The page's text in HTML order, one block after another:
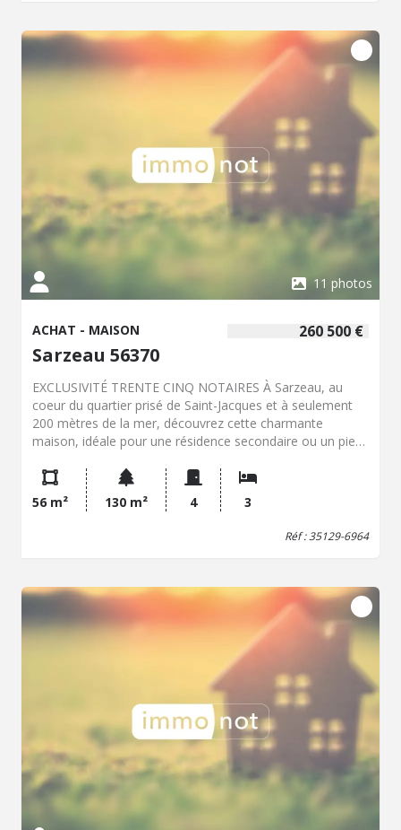
11 photos
260 500 €
ACHAT - MAISON
Sarzeau 56370
EXCLUSIVITÉ TRENTE CINQ NOTAIRES À Sarzeau, au
coeur du quartier prisé de Saint-Jacques et à seulement
200 mètres de la mer, découvrez cette charmante
maison, idéale pour une résidence secondaire ou un pied-
lumineuse, elle se compose : Au rez-de-chaussée : une
véranda, une entrée, une agréable pièce de vie avec
cuisine aménagée, un placard de rangement, un WC
indépendant ainsi qu'un garage avec espace douche. À
jardinet clos de haies, parfait pour les repas en plein air et
les moments de détente, ainsi que d'une place de
stationnement privative. Son emplacement privilégié, à
quelques pas des plages et des commodités de Saint-
Jacques, en fait une opportunité rare pour profiter
pleinement du littoral morbihannais en famille ou entre
amis. Une maison idéale pour vivre vos vacances au bord
de la mer ou profiter de week-ends ressourçant tout au
long de l'année !
56 m² 130 m² 4 3
Réf : 35129-6964